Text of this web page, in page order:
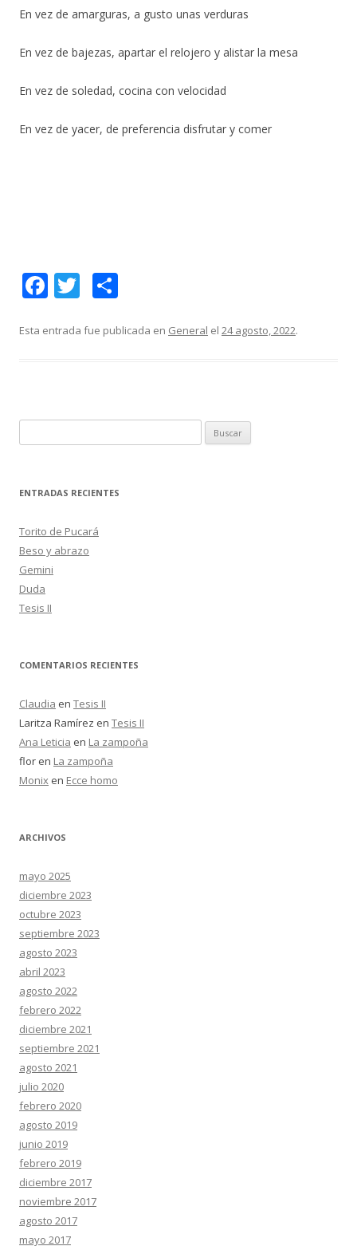
En vez de amarguras, a gusto unas verduras
En vez de bajezas, apartar el relojero y alistar la mesa
En vez de soledad, cocina con velocidad
En vez de yacer, de preferencia disfrutar y comer
F
e
o
k
T
itt m
ti
r
Esta entrada fue publicada en General el 24 agosto, 2022.
u
c
r
:
ENTRADAS RECIENTES
Torito de Pucará
Beso y abrazo
Gemini
Duda
Tesis II
COMENTARIOS RECIENTES
Claudia en Tesis II
Laritza Ramírez en Tesis II
Ana Leticia en La zampoña
flor en La zampoña
Monix en Ecce homo
ARCHIVOS
mayo 2025
diciembre 2023
octubre 2023
septiembre 2023
agosto 2023
abril 2023
agosto 2022
febrero 2022
diciembre 2021
septiembre 2021
agosto 2021
julio 2020
febrero 2020
agosto 2019
junio 2019
febrero 2019
diciembre 2017
noviembre 2017
agosto 2017
mayo 2017